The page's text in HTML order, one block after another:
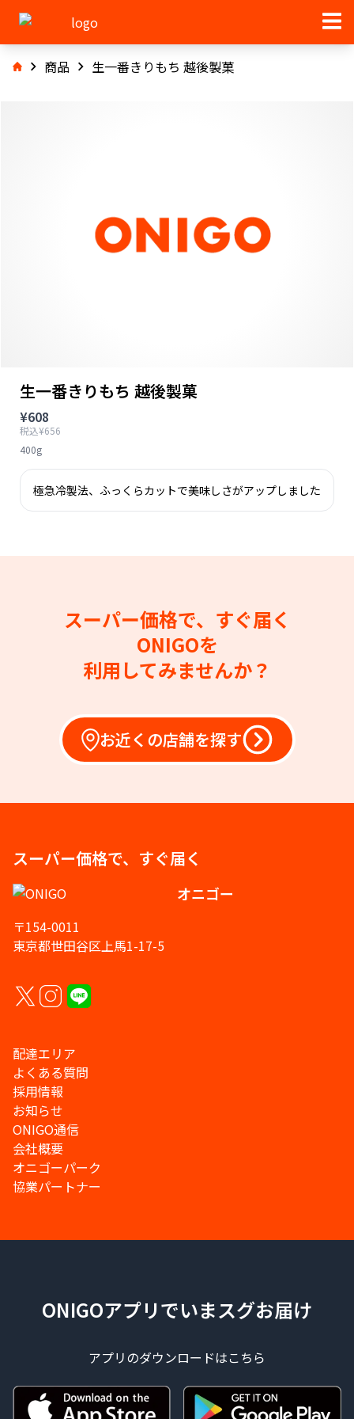
商品 生一番きりもち 越後製菓
生一番きりもち 越後製菓
¥608
税込¥656
400g
極急冷製法、ふっくらカットで美味しさがアップしました
スーパー価格で、すぐ届く
ONIGOを
利用してみませんか？
お近くの店舗を探す
スーパー価格で、すぐ届く
オニゴー
〒154-0011
東京都世田谷区上馬1-17-5
配達エリア
よくある質問
採用情報
お知らせ
ONIGO通信
会社概要
オニゴーパーク
協業パートナー
ONIGOアプリでいまスグお届け
アプリのダウンロードはこちら